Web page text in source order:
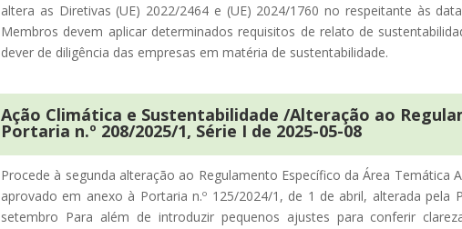
altera as Diretivas (UE) 2022/2464 e (UE) 2024/1760 no respeitante às
Membros devem aplicar determinados requisitos de relato de
dever de diligência das empresas em matéria de sustentabilidade.
Ação Climática e Sustentabilidade /Alteração ao
Portaria n.º 208/2025/1, Série I de 2025-05-08
Procede à segunda alteração ao Regulamento Específico da Área Temática
aprovado em anexo à Portaria n.º 125/2024/1, de 1 de abril, alterada pela
setembro Para além de introduzir pequenos ajustes para conferir